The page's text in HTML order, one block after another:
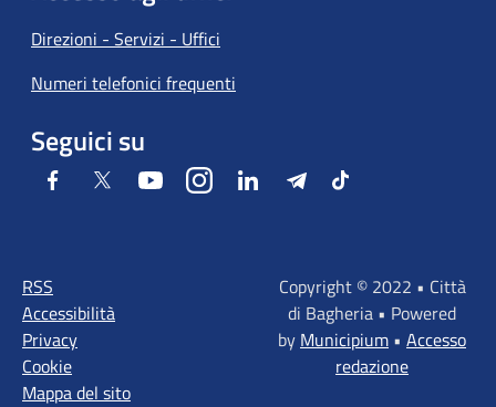
Direzioni - Servizi - Uffici
Numeri telefonici frequenti
Seguici su
Facebook Twitter YoutubeInstagramLinkedIn TelegramTiktok
RSS
Accessibilità
Privacy
Cookie
Mappa del sito
Copyright © 2022 • Città
di Bagheria • Powered
by Municipium • Accesso
redazione